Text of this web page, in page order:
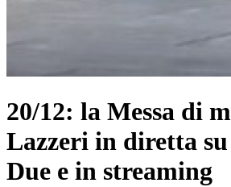
20/12: la Messa di
Lazzeri in diretta
Due e in streaming